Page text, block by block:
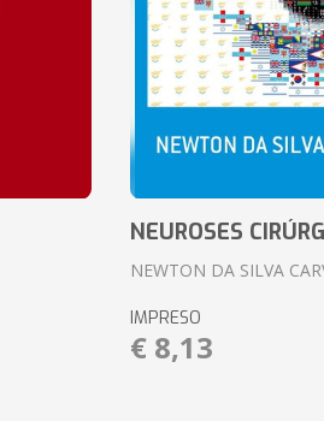
NEUROSES
NEWTON DA SILVA
IMPRESO
€ 8,13